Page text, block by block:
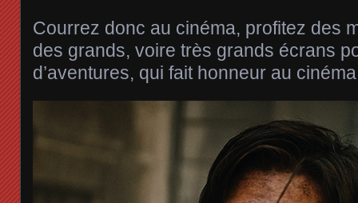
Courrez donc au cinéma, profitez des
des grands, voire très grands écrans
d’aventures, qui fait honneur au